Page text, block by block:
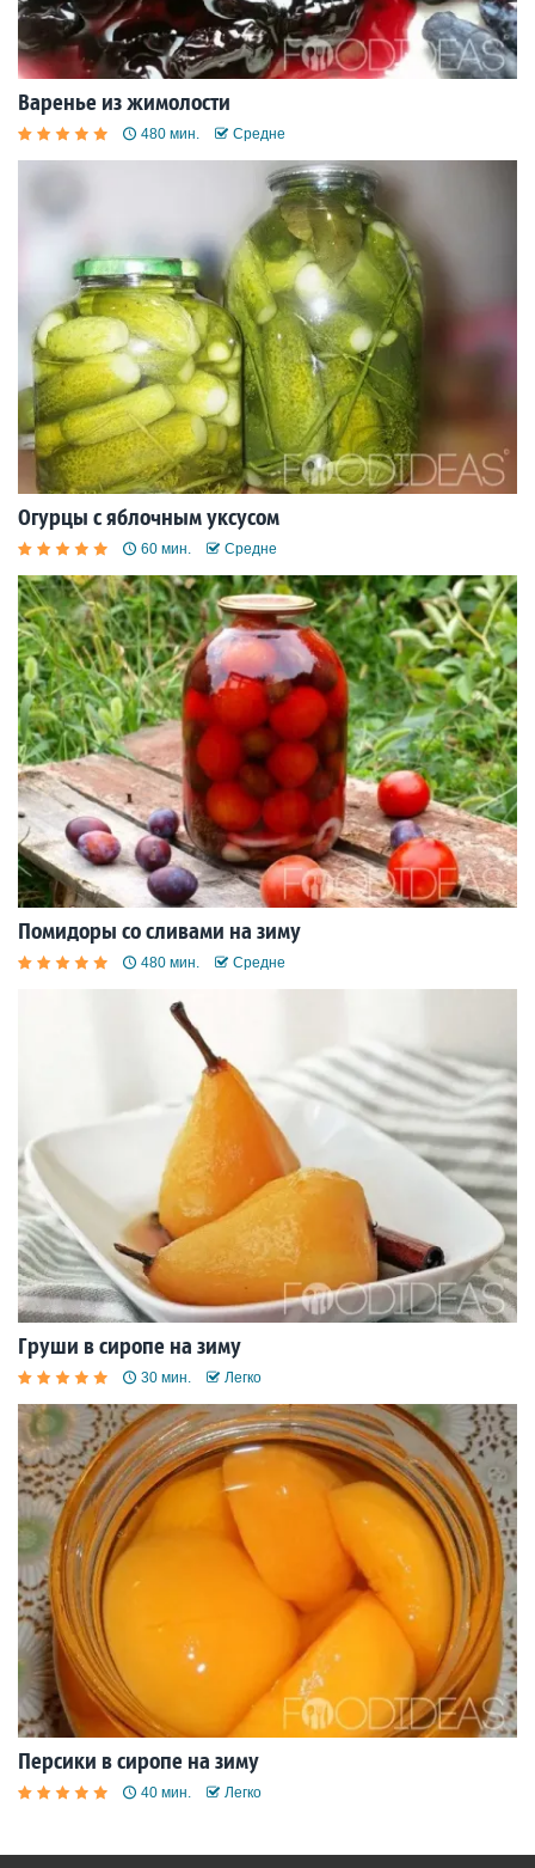
Варенье из жимолости
480 мин. Средне
Огурцы с яблочным уксусом
60 мин. Средне
Помидоры со сливами на зиму
480 мин. Средне
Груши в сиропе на зиму
30 мин. Легко
Персики в сиропе на зиму
40 мин. Легко